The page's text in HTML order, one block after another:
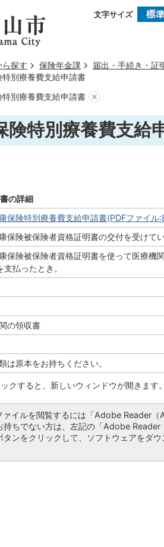
文字サイズ
ら探す 保険年金課 届出・手続き・証
特別療養費支給申請書
特別療養費支給申請書
険特別療養費支給
の詳細
保険特別療養費支給申請書(PDFファイル
保険被保険者資格証明書の交付を受けて
保険被保険者資格証明書を使って医療機
払ったとき。
の領収書
は原本をお持ちください。
クすると、新しいウィンドウが開きます。
ァイルを閲覧するには「Adobe Reader
持ちでない方は、左記の「Adobe
タンをクリックして、ソフトウェアをダ